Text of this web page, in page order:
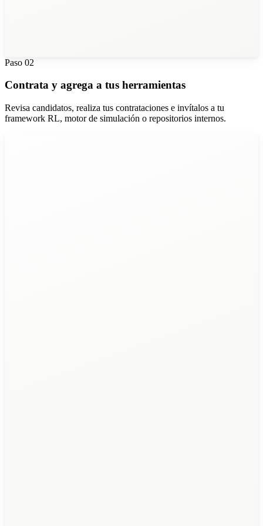
Paso 02
Contrata y agrega a tus herramientas
Revisa candidatos, realiza tus contrataciones e invítalos a tu
framework RL, motor de simulación o repositorios internos.